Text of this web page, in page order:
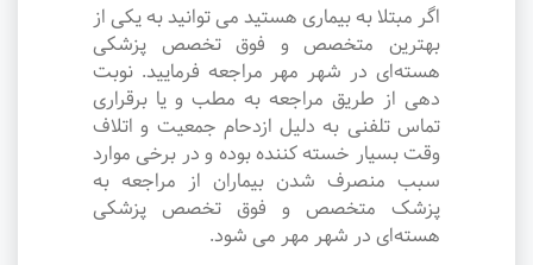
اگر مبتلا به بیماری هستید می توانید به یکی از
بهترین متخصص و فوق تخصص پزشکی
هسته‌ای در شهر مهر مراجعه فرمایید. نوبت
دهی از طریق مراجعه به مطب و یا برقراری
تماس تلفنی به دلیل ازدحام جمعیت و اتلاف
وقت بسیار خسته کننده بوده و در برخی موارد
سبب منصرف شدن بیماران از مراجعه به
پزشک متخصص و فوق تخصص پزشکی
هسته‌ای در شهر مهر می شود.